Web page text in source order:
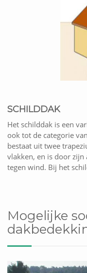
SCHILDDAK
Het schilddak is een
ook tot de categorie
bestaat uit twee
vlakken, en is door
tegen wind. Bij het
Mogelijke